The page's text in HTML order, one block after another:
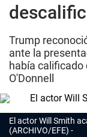
Trump
ante la
había calificado
O'Donnell
El actor Will Smith
(ARCHIVO/EFE)